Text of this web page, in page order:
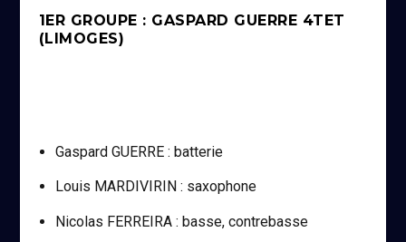
1ER GROUPE : GASPARD GUERRE 4TET
(LIMOGES)
Gaspard GUERRE : batterie
Louis MARDIVIRIN : saxophone
Nicolas FERREIRA : basse, contrebasse